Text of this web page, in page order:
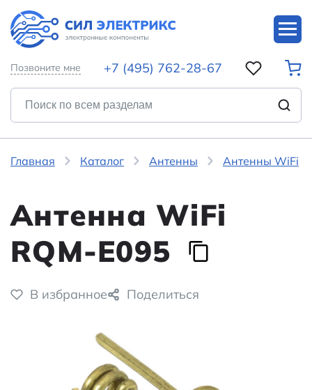
Позвоните мне +7 (495) 762-28-67
Главная Каталог Антенны Антенны WiFi
Антенна WiFi
RQM-E095
В избранное Поделиться